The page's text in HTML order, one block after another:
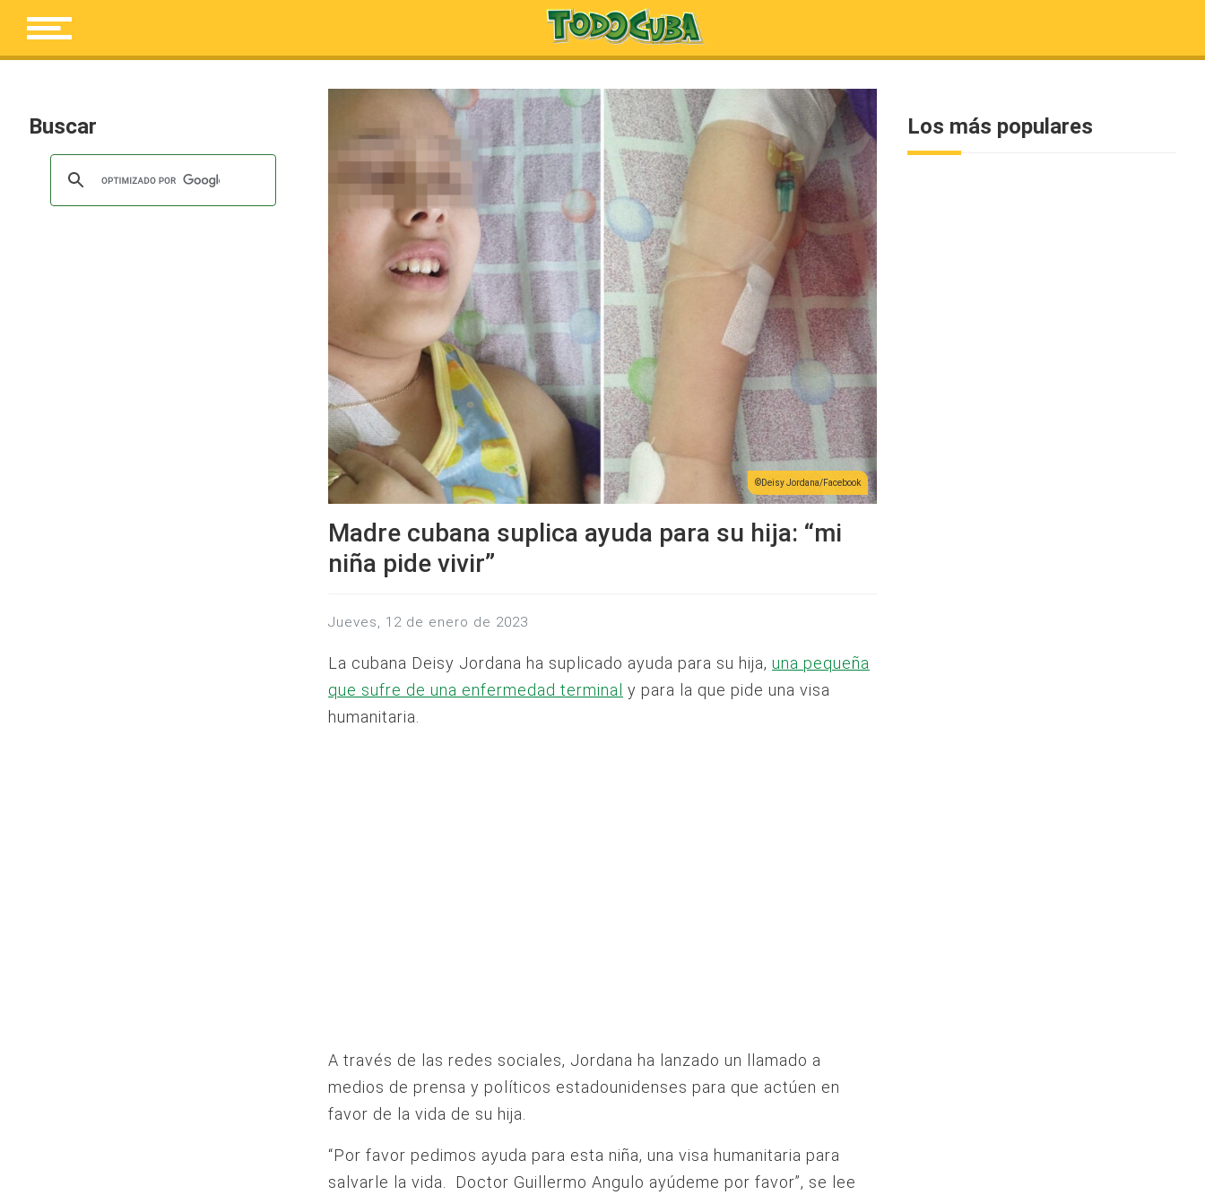
Buscar
Deisy Jordana/Facebook
Madre cubana suplica ayuda para su hija: “mi
niña pide vivir”
jueves, 12 de enero de 2023
La cubana Deisy Jordana ha suplicado ayuda para su hija, una pequeña
que sufre de una enfermedad terminal y para la que pide una visa
humanitaria.
A través de las redes sociales, Jordana ha lanzado un llamado a
medios de prensa y políticos estadounidenses para que actúen en
favor de la vida de su hija.
“Por favor pedimos ayuda para esta niña, una visa humanitaria para
salvarle la vida. Doctor Guillermo Angulo ayúdeme por favor”, se lee
Los más populares